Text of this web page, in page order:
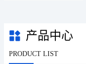
产品中心
PRODUCT LIST